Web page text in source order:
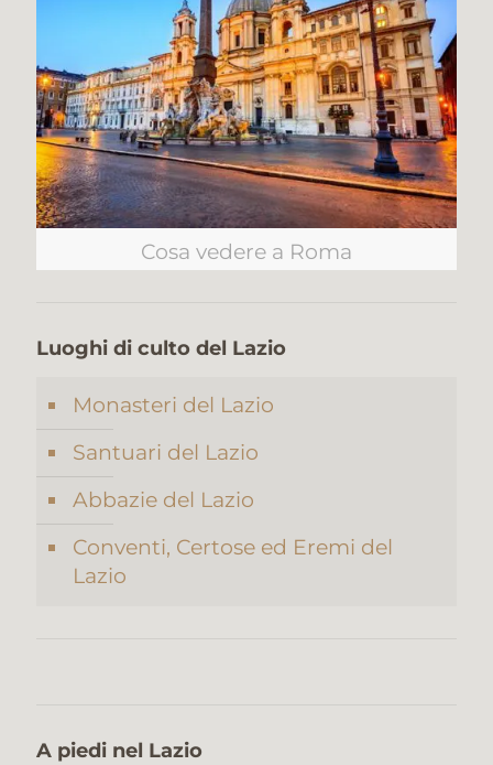
Cosa vedere a Roma
Luoghi di culto del Lazio
Monasteri del Lazio
Santuari del Lazio
Abbazie del Lazio
Conventi, Certose ed Eremi del
Lazio
A piedi nel Lazio